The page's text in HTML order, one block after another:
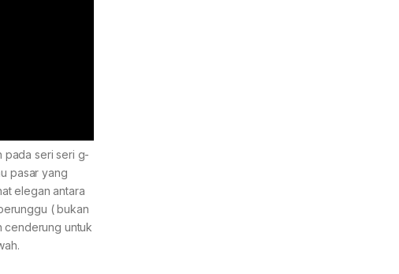
pada seri seri g-
pasar yang
elegan antara
( bukan
cenderung untuk